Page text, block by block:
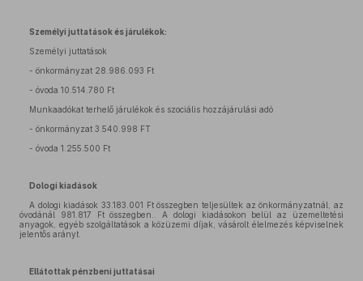
Személyi juttatások és járulékok:
Személyi juttatások
- önkormányzat 28.986.093 Ft
- óvoda 10.514.780 Ft
Munkaadókat terhelő járulékok és szociális hozzájárulási adó
- önkormányzat 3.540.998 FT
- óvoda 1.255.500 Ft
Dologi kiadások
A dologi kiadások 33.183.001 Ft összegben teljesültek az önkormányzatnál, az
óvodánál 981.817 Ft összegben.. A dologi kiadásokon belül az üzemeltetési
anyagok, egyéb szolgáltatások a közüzemi díjak, vásárolt élelmezés képviselnek
jelentős arányt.
Ellátottak pénzbeni juttatásai